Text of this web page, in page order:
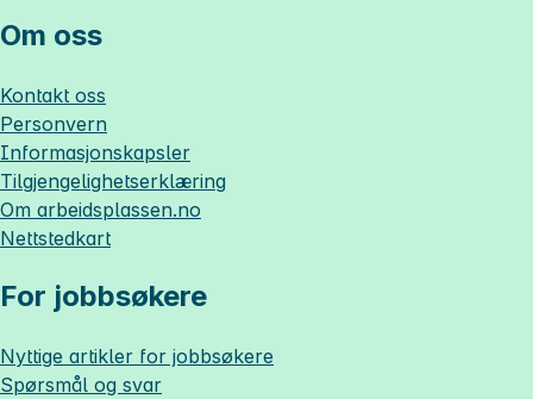
Om oss
Kontakt oss
Personvern
Informasjonskapsler
Tilgjengelighetserklæring
Om arbeidsplassen.no
Nettstedkart
For jobbsøkere
Nyttige artikler for jobbsøkere
Spørsmål og svar